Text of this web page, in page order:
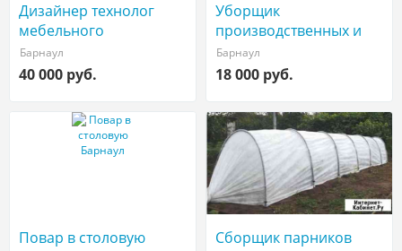
Дизайнер технолог
мебельного
производства
Барнаул
40 000 руб.
Уборщик
производственных и
служебных помещений
Барнаул
18 000 руб.
Повар в столовую Сборщик парников